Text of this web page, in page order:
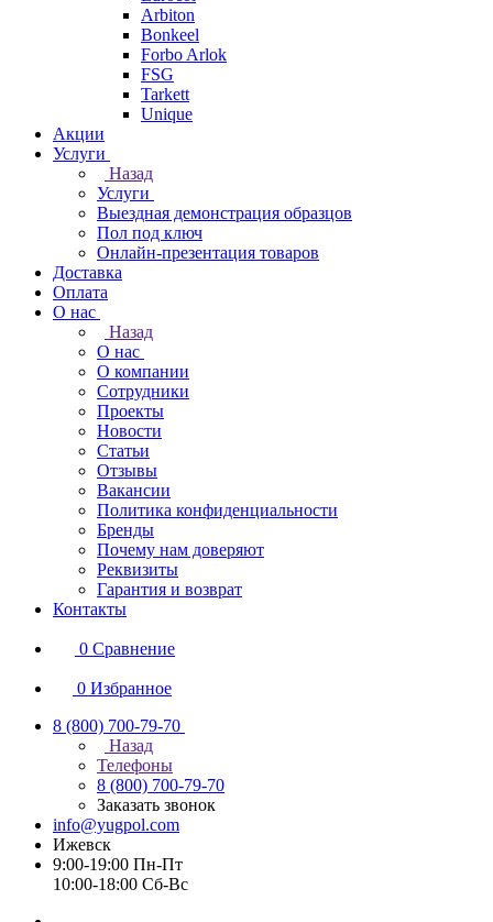
Arbiton
Bonkeel
Forbo Arlok
FSG
Tarkett
Unique
Акции
Услуги
Назад
Услуги
Выездная демонстрация образцов
Пол под ключ
Онлайн-презентация товаров
Доставка
Оплата
О нас
Назад
О нас
О компании
Сотрудники
Проекты
Новости
Статьи
Отзывы
Вакансии
Политика конфиденциальности
Бренды
Почему нам доверяют
Реквизиты
Гарантия и возврат
Контакты
0 Сравнение
0 Избранное
8 (800) 700-79-70
Назад
Телефоны
8 (800) 700-79-70
Заказать звонок
info@yugpol.com
Ижевск
9:00-19:00 Пн-Пт
10:00-18:00 Cб-Вс